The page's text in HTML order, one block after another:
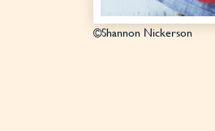
©Shannon Nickerson